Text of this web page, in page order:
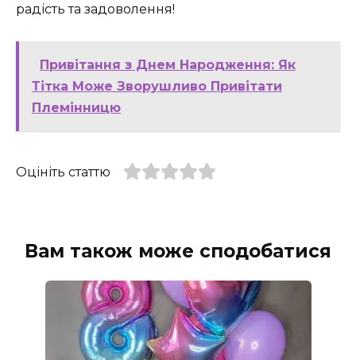
радість та задоволення!
Привітання з Днем Народження: Як
Тітка Може Зворушливо Привітати
Племінницю
Оцініть статтю
Вам також може сподобатися